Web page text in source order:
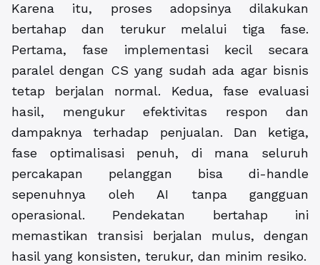
Karena itu, proses adopsinya dilakukan
bertahap dan terukur melalui tiga fase.
Pertama, fase implementasi kecil secara
paralel dengan CS yang sudah ada agar bisnis
tetap berjalan normal. Kedua, fase evaluasi
hasil, mengukur efektivitas respon dan
dampaknya terhadap penjualan. Dan ketiga,
fase optimalisasi penuh, di mana seluruh
percakapan pelanggan bisa di-handle
sepenuhnya oleh AI tanpa gangguan
operasional. Pendekatan bertahap ini
memastikan transisi berjalan mulus, dengan
hasil yang konsisten, terukur, dan minim resiko.